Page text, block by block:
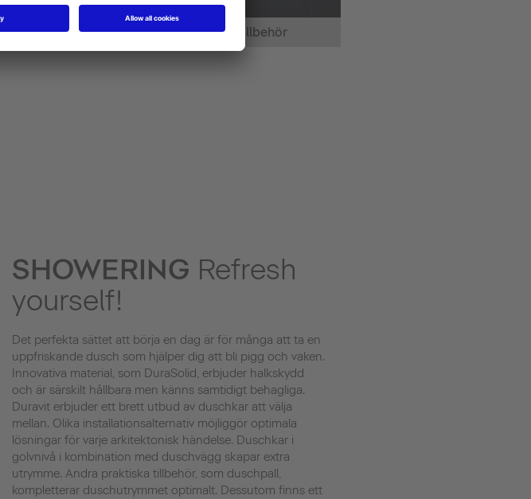
Urinaler Toalet tillbehör
SHOWERING Refresh
yourself!
Det perfekta sättet att börja en dag är för många att ta en
uppfriskande dusch som hjälper dig att bli pigg och vaken.
Innovativa material, som DuraSolid, erbjuder halkskydd
och är särskilt hållbara men känns samtidigt behagliga.
Duravit erbjuder ett brett utbud av duschkar att välja
mellan. Olika installationsalternativ möjliggör optimala
lösningar för varje arkitektonisk händelse. Duschkar i
golvnivå i kombination med duschvägg skapar extra
utrymme. Andra praktiska tillbehör, som duschpall,
kompletterar duschutrymmet optimalt. Dessutom finns ett